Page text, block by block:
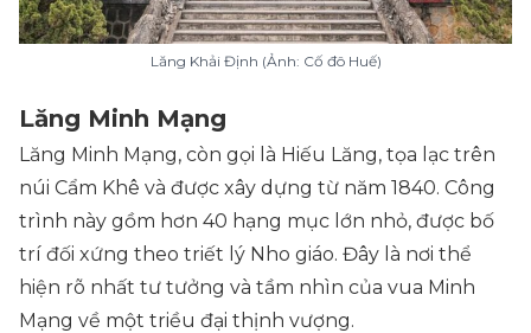
Lăng Khải Định (Ảnh: Cố đô Huế)
Lăng Minh Mạng
Lăng Minh Mạng, còn gọi là Hiếu Lăng, tọa lạc trên
núi Cẩm Khê và được xây dựng từ năm 1840. Công
trình này gồm hơn 40 hạng mục lớn nhỏ, được bố
trí đối xứng theo triết lý Nho giáo. Đây là nơi thể
hiện rõ nhất tư tưởng và tầm nhìn của vua Minh
Mạng về một triều đại thịnh vượng.